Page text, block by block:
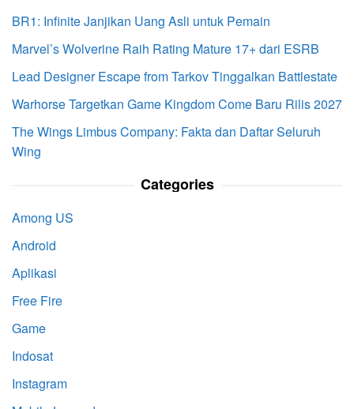
BR1: Infinite Janjikan Uang Asli untuk Pemain
Marvel’s Wolverine Raih Rating Mature 17+ dari ESRB
Lead Designer Escape from Tarkov Tinggalkan Battlestate
Warhorse Targetkan Game Kingdom Come Baru Rilis 2027
The Wings Limbus Company: Fakta dan Daftar Seluruh
Wing
Categories
Among US
Android
Aplikasi
Free Fire
Game
Indosat
Instagram